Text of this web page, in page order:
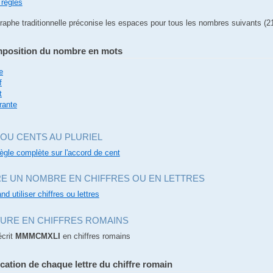
traditionnelle préconise les espaces pour tous les nombres suivants
du nombre en mots
CENTS AU PLURIEL
complète sur l'accord de cent
UN NOMBRE EN CHIFFRES OU EN LETTRES
utiliser chiffres ou lettres
EN CHIFFRES ROMAINS
MMMCMXLI en chiffres romains
de chaque lettre du chiffre romain